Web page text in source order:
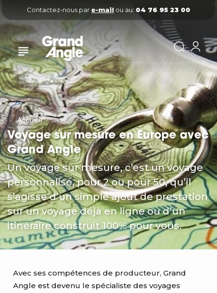
Contactez-nous par e-mail ou au: 04 76 95 23 00
Accueil
Voyage sur mesure en Europe avec
Grand Angle
Un voyage sur mesure, c’est un voyage
personnalisé, pour 2 ou pour 50, qu’il
s’agisse d’un simple ajout de prestation
sur un voyage déjà en ligne ou d’un
itinéraire construit 100% pour vous.
Avec ses compétences de producteur, Grand
Angle est devenu le spécialiste des voyages